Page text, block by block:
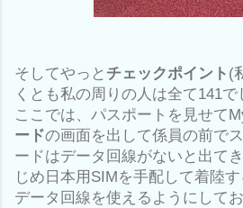
そしてやっと チェックポイント (
くとも私の周りの人は全て141で
ここでは、パスポートを見せて
ードの画面を出して係員の前で
ードはデータ回線がないと出て
じめ日本用SIMを手配して着陸
データ回線を使えるようにして